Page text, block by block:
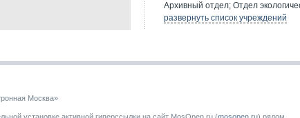
Архивный отдел; Отдел
развернуть список учреждений
Москва»